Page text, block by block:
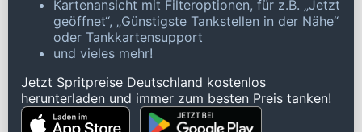
Kartenansicht mit Filteroptionen, für z.B. „Jetzt
geöffnet“, „Günstigste Tankstellen in der Nähe“
oder Tankkartensupport
und vieles mehr!
Jetzt Spritpreise Deutschland kostenlos
herunterladen und immer zum besten Preis tanken!